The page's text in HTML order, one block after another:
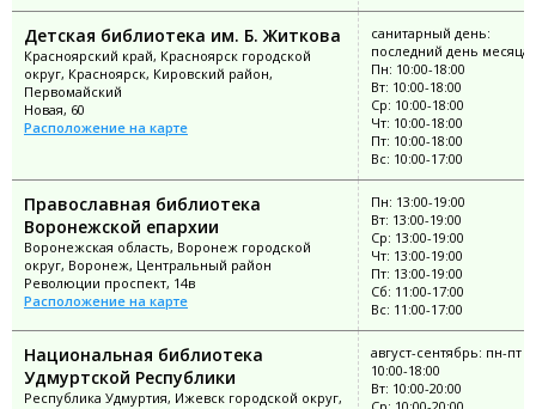
Детская библиотека им. Б. Житкова
Красноярский край, Красноярск городской
округ, Красноярск, Кировский район,
Первомайский
Новая, 60
Расположение на карте
санитарный день:
последний день месяца
Пн: 10:00-18:00
Вт: 10:00-18:00
Ср: 10:00-18:00
Чт: 10:00-18:00
Пт: 10:00-18:00
Вс: 10:00-17:00
Православная библиотека
Воронежской епархии
Воронежская область, Воронеж городской
округ, Воронеж, Центральный район
Революции проспект, 14в
Расположение на карте
Пн: 13:00-19:00
Вт: 13:00-19:00
Ср: 13:00-19:00
Чт: 13:00-19:00
Пт: 13:00-19:00
Сб: 11:00-17:00
Вс: 11:00-17:00
Национальная библиотека
Удмуртской Республики
Республика Удмуртия, Ижевск городской округ,
август-сентябрь: пн-пт
10:00-18:00
Вт: 10:00-20:00